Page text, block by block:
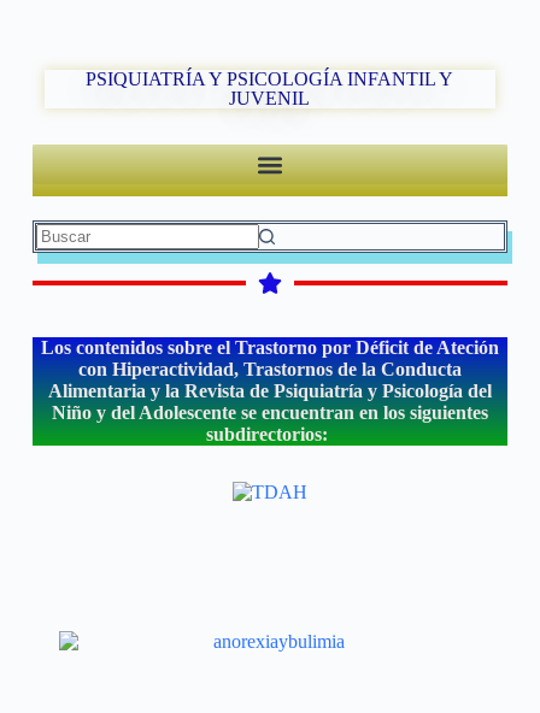
PSIQUIATRÍA Y PSICOLOGÍA INFANTIL Y
JUVENIL
Los contenidos sobre el Trastorno por Déficit de Ateción
con Hiperactividad, Trastornos de la Conducta
Alimentaria y la Revista de Psiquiatría y Psicología del
Niño y del Adolescente se encuentran en los siguientes
subdirectorios: